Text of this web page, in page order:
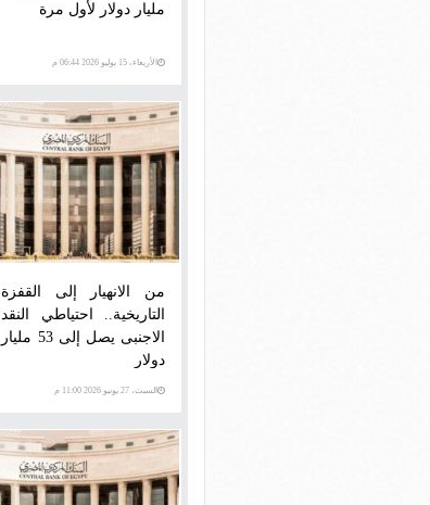
مليار دولار لأول مرة
الأربعاء، 15 يوليو 2026 06:44 م
من الانهيار إلى القفزة
التاريخية.. احتياطي النقد
الاجنبى يصل إلى 53 مليار
دولار
السبت، 27 يونيو 2026 11:00 م